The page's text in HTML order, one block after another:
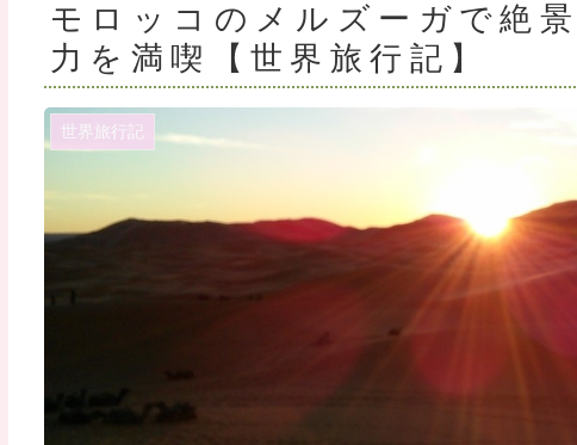
モロッコのメルズーガで絶
力を満喫【世界旅行記】
世界旅行記